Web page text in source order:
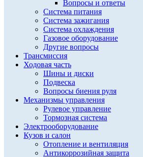
Вопросы и ответы
Система питания
Система зажигания
Система охлаждения
Газовое оборудование
Другие вопросы
Трансмиссия
Ходовая часть
Шины и диски
Подвеска
Вопросы биения руля
Механизмы управления
Рулевое управление
Тормозная система
Электрооборудование
Кузов и салон
Отопление и вентиляция
Антикоррозийная защита